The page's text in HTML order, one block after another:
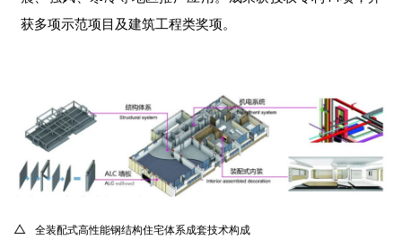
获多项示范项目及建筑工程类奖项。
△ 全装配式高性能钢结构住宅体系成套技术构成